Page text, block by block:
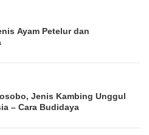
Ayam Petelur dan
Jenis Kambing Unggul
– Cara Budidaya